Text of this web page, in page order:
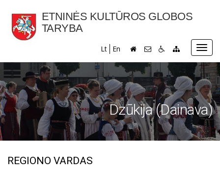
ETNINĖS KULTŪROS GLOBOS
TARYBA
Lt En
Dzūkija (Dainava)
REGIONO VARDAS